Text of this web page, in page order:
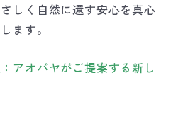
しく自然に還す安心を真心
ます。
アオバヤがご提案する新し